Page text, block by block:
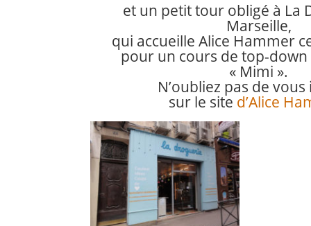
et un petit tour obligé à La
Marseille,
qui accueille Alice Hammer
pour un cours de top-down
« Mimi ».
N’oubliez pas de
sur le site d’Alice